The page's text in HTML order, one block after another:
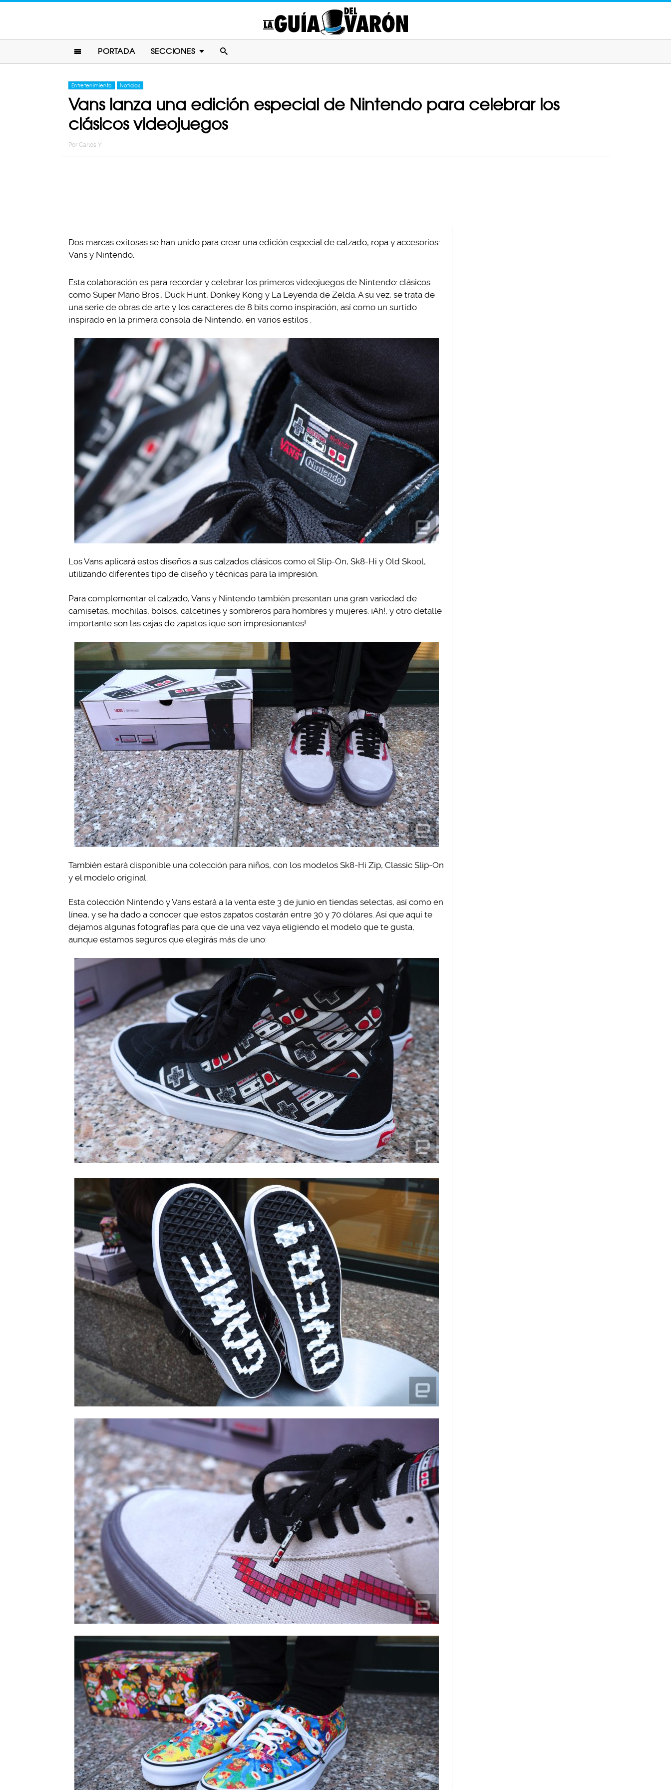
PORTADA SECCIONES
Entretenimiento Noticias
Vans lanza una edición especial de Nintendo para celebrar los
clásicos videojuegos
Por Carlos Y
Dos marcas exitosas se han unido para crear una edición especial de calzado, ropa y accesorios:
Vans y Nintendo.
Esta colaboración es para recordar y celebrar los primeros videojuegos de Nintendo: clásicos
como Super Mario Bros., Duck Hunt, Donkey Kong y La Leyenda de Zelda. A su vez, se trata de
una serie de obras de arte y los caracteres de 8 bits como inspiración, así como un surtido
inspirado en la primera consola de Nintendo, en varios estilos .
Los Vans aplicará estos diseños a sus calzados clásicos como el Slip-On, Sk8-Hi y Old Skool,
utilizando diferentes tipo de diseño y técnicas para la impresión.
Para complementar el calzado, Vans y Nintendo también presentan una gran variedad de
camisetas, mochilas, bolsos, calcetines y sombreros para hombres y mujeres. ¡Ah!, y otro detalle
importante son las cajas de zapatos ¡que son impresionantes!
También estará disponible una colección para niños, con los modelos Sk8-Hi Zip, Classic Slip-On
y el modelo original.
Esta colección Nintendo y Vans estará a la venta este 3 de junio en tiendas selectas, así como en
línea, y se ha dado a conocer que estos zapatos costarán entre 30 y 70 dólares. Así que aquí te
dejamos algunas fotografías para que de una vez vaya eligiendo el modelo que te gusta,
aunque estamos seguros que elegirás más de uno: